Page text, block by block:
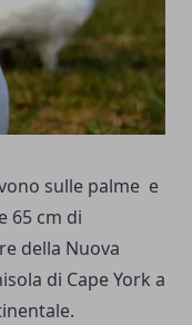
sulle palme e
65 cm di
della Nuova
di Cape York a